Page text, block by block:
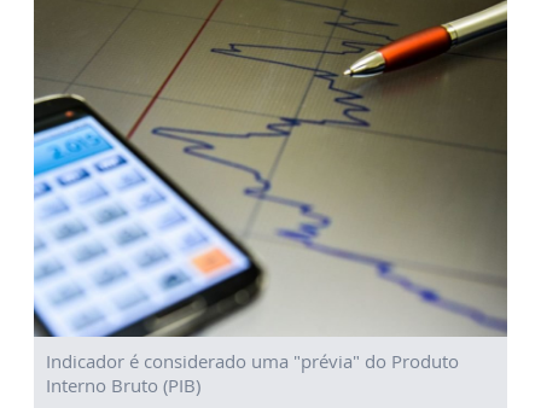
Indicador é considerado uma "prévia" do Produto
Interno Bruto (PIB)